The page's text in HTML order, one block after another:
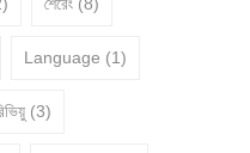
শৈরেং (8)
Language (1)
(3)